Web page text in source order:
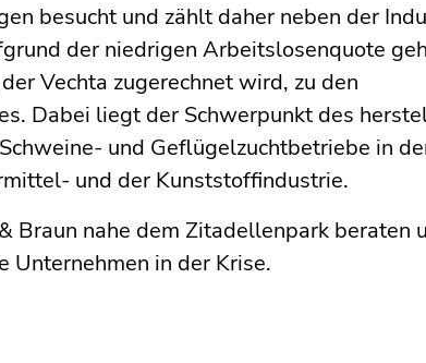
besucht und zählt daher neben der
der niedrigen Arbeitslosenquote
Vechta zugerechnet wird, zu den
Dabei liegt der Schwerpunkt des
und Geflügelzuchtbetriebe in
und der Kunststoffindustrie.
Braun nahe dem Zitadellenpark beraten
Unternehmen in der Krise.